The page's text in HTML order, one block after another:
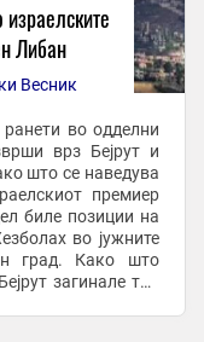
Либан
Весник
во одделни
врз Бејрут и
што се наведува
премиер
биле позиции на
во јужните
град. Како што
загинале три